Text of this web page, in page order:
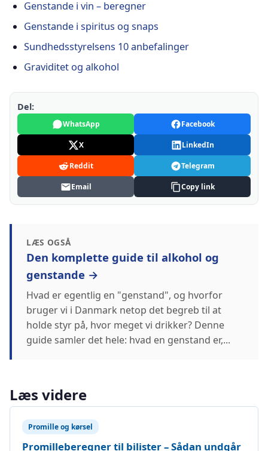
Genstande i vin – beregner
Genstande i spiritus og snaps
Sundhedsstyrelsens 10 anbefalinger
Graviditet og alkohol
Del:
WhatsApp Facebook
X LinkedIn
Reddit Telegram
Email Copy link
LÆS OGSÅ
Den komplette guide til alkohol og
genstande →
Hvad er egentlig en "genstand", og hvorfor
bruger vi i Danmark netop det begreb til at
holde styr på, hvor meget vi drikker? Denne
guide samler det hele: hvad en genstand er,...
Læs videre
Promille og kørsel
Promilleberegner til bilister – Sådan undgår